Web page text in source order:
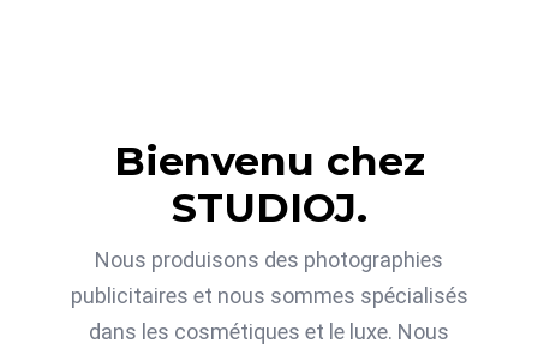
Bienvenu chez
STUDIOJ.
Nous produisons des photographies
publicitaires et nous sommes spécialisés
dans les cosmétiques et le luxe. Nous